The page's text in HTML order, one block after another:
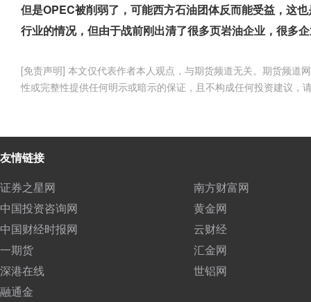
但是OPEC被削弱了，可能西方石油团体反而能受益，这
行业的情况，但由于战前刚出清了很多页岩油企业，很多
[免责声明] 本文仅代表作者本人观点，与期货频道无关。期货频道
性或完整性提供任何明示或暗示的保证，且不构成任何投资建议，
友情链接
证券之星网
南方财富网
中国投资咨询网
黄金网
中国财经时报网
云财经
一期货
汇金网
深港在线
世铝网
融通金